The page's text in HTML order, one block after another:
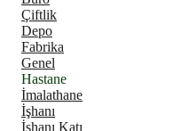
Çiftlik
Depo
Fabrika
Genel
Hastane
İmalathane
İşhanı
İşhanı Katı